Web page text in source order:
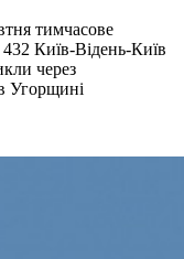
тимчасове
Київ-Відень-Київ
через
Угорщині